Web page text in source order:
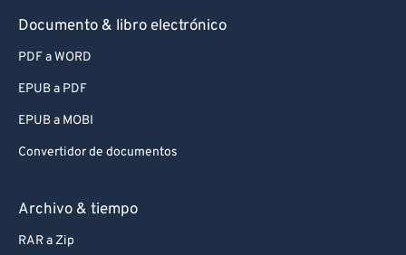
Documento & libro electrónico
PDF a WORD
EPUB a PDF
EPUB a MOBI
Convertidor de documentos
Archivo & tiempo
RAR a Zip